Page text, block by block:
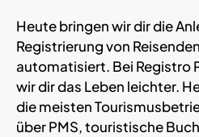
Heute bringen wir dir die
Registrierung von
automatisiert. Bei Registro
wir dir das Leben leichter.
die meisten
über PMS, touristische